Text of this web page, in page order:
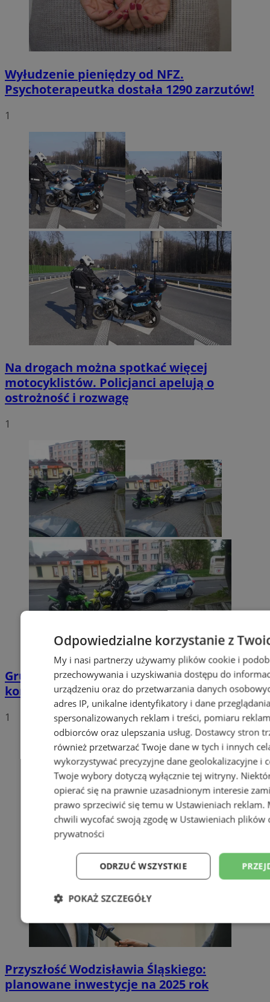
Wyłudzenie pieniędzy od NFZ.
Psychoterapeutka dostała 1290 zarzutów!
1
Na drogach można spotkać więcej
motocyklistów. Policjanci apelują o
ostrożność i rozwagę
1
Grupa motocyklistów zatrzymała
kompletnie pijanego mężczyznę
1
Przyszłość Wodzisławia Śląskiego:
planowane inwestycje na 2025 rok
Odpowiedzialne korzystanie z
My i nasi partnerzy używamy plików cookie i
przechowywania i uzyskiwania dostępu do
urządzeniu oraz do przetwarzania danych
adres IP, unikalne identyfikatory i dane
spersonalizowanych reklam i treści, pomiaru
odbiorców oraz ulepszania usług. Dostawcy stron
również przetwarzać Twoje dane w tych i innych
wykorzystywać precyzyjne dane geolokalizacyjne i
Twoje wybory dotyczą wyłącznie tej witryny.
opierać się na prawnie uzasadnionym interesie
prawo sprzeciwić się temu w Ustawieniach reklam.
chwili wycofać swoją zgodę w Ustawieniach plików
prywatności
ODRZUĆ WSZYSTKIE
POKAŻ SZCZEGÓŁY
Niezbędne Wydajność
Niesklasyfikowane